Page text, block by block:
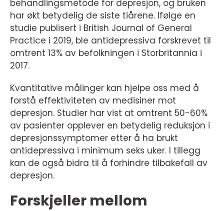
behandlingsmetode for depresjon, og bruken
har økt betydelig de siste tiårene. Ifølge en
studie publisert i British Journal of General
Practice i 2019, ble antidepressiva forskrevet til
omtrent 13% av befolkningen i Storbritannia i
2017.
Kvantitative målinger kan hjelpe oss med å
forstå effektiviteten av medisiner mot
depresjon. Studier har vist at omtrent 50-60%
av pasienter opplever en betydelig reduksjon i
depresjonssymptomer etter å ha brukt
antidepressiva i minimum seks uker. I tillegg
kan de også bidra til å forhindre tilbakefall av
depresjon.
Forskjeller mellom